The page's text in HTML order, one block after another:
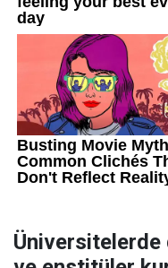
Üniversitelerde